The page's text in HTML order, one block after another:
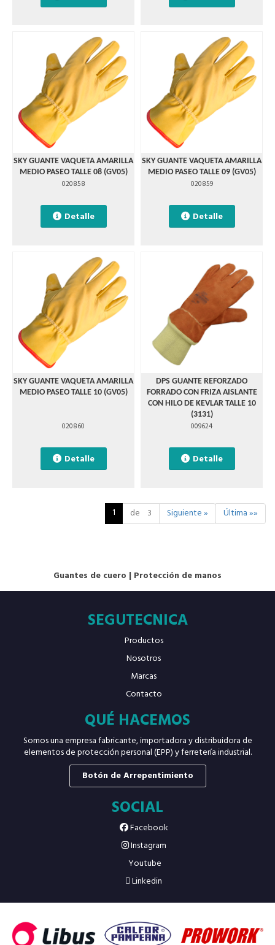
SKY GUANTE VAQUETA AMARILLA
MEDIO PASEO TALLE 08 (GV05)
020858
Detalle
SKY GUANTE VAQUETA AMARILLA
MEDIO PASEO TALLE 09 (GV05)
020859
Detalle
SKY GUANTE VAQUETA AMARILLA
MEDIO PASEO TALLE 10 (GV05)
020860
Detalle
DPS GUANTE REFORZADO
FORRADO CON FRIZA AISLANTE
CON HILO DE KEVLAR TALLE 10
(3131)
009624
Detalle
1 de 3 Siguiente » Última »»
Guantes de cuero | Protección de manos
SEGUTECNICA
Productos
Nosotros
Marcas
Contacto
QUÉ HACEMOS
Somos una empresa fabricante, importadora y distribuidora de
elementos de protección personal (EPP) y ferretería industrial.
Botón de Arrepentimiento
SOCIAL
Facebook
Instagram
Youtube
Linkedin